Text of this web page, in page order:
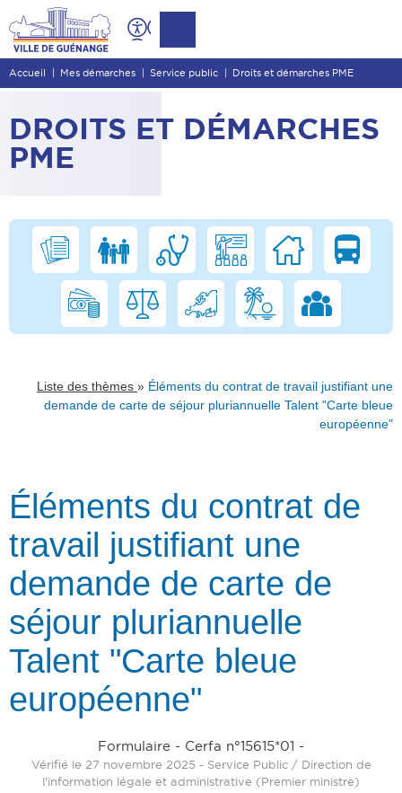
Contenu
Entête de page
Menu principal
Pied de page
Accueil Mes démarches Service public Droits et démarches PME
DROITS ET DÉMARCHES
PME
Liste des thèmes » Éléments du contrat de travail justifiant une
demande de carte de séjour pluriannuelle Talent "Carte bleue
européenne"
Éléments du contrat de
travail justifiant une
demande de carte de
séjour pluriannuelle
Talent "Carte bleue
européenne"
Formulaire - Cerfa n°15615*01 -
Vérifié le 27 novembre 2025 - Service Public / Direction de
l'information légale et administrative (Premier ministre)